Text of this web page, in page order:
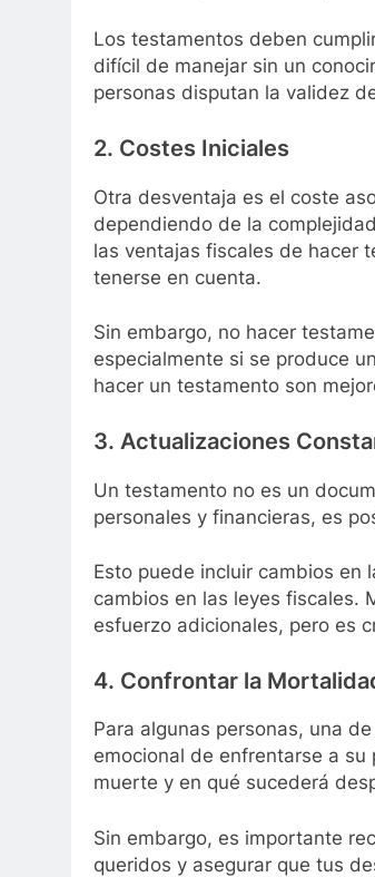
Los testamentos deben
difícil de manejar sin un
personas disputan la validez
2. Costes Iniciales
Otra desventaja es el coste
dependiendo de la
las ventajas fiscales de hacer
tenerse en cuenta.
Sin embargo, no hacer
especialmente si se produce
hacer un testamento son
3. Actualizaciones
Un testamento no es un
personales y financieras, es
Esto puede incluir cambios en
cambios en las leyes fiscales.
esfuerzo adicionales, pero es
4. Confrontar la
Para algunas personas, una
emocional de enfrentarse a
muerte y en qué sucederá
Sin embargo, es importante
queridos y asegurar que tus